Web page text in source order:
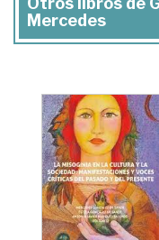
Mercedes